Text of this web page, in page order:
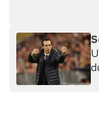
kılınması ve
reklam/pazarlama
sınırlı olarak açık
Çerezlere ilişkin
vasıtasıyla